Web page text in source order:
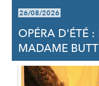
26/08/2026
OPÉRA D'ÉTÉ
MADAME